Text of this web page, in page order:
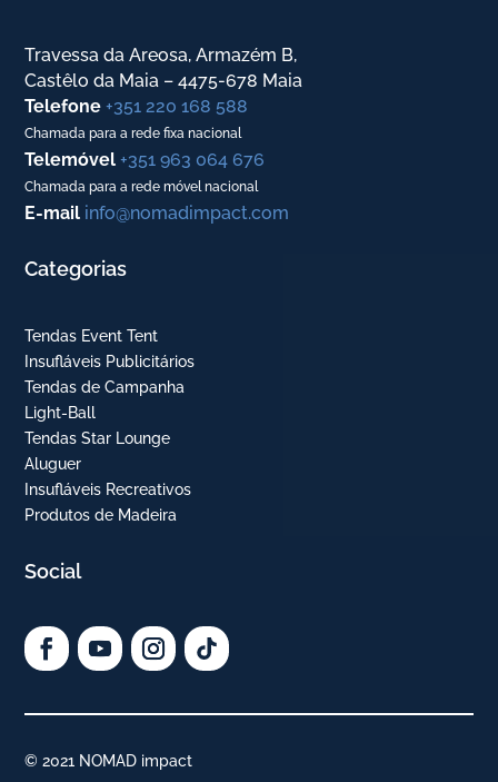
Travessa da Areosa, Armazém B,
Castêlo da Maia – 4475-678 Maia
Telefone +351 220 168 588
Chamada para a rede fixa nacional
Telemóvel +351 963 064 676
Chamada para a rede móvel nacional
E-mail info@nomadimpact.com
Categorias
Tendas Event Tent
Insufláveis Publicitários
Tendas de Campanha
Light-Ball
Tendas Star Lounge
Aluguer
Insufláveis Recreativos
Produtos de Madeira
Social
© 2021 NOMAD impact